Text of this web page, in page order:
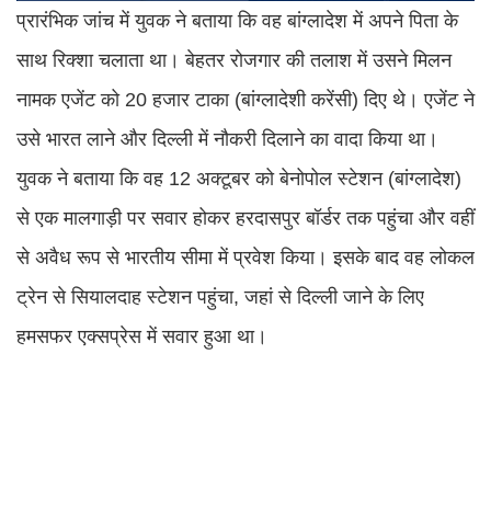
प्रारंभिक जांच में युवक ने बताया कि वह बांग्लादेश में अपने पिता के
साथ रिक्शा चलाता था। बेहतर रोजगार की तलाश में उसने मिलन
नामक एजेंट को 20 हजार टाका (बांग्लादेशी करेंसी) दिए थे। एजेंट ने
उसे भारत लाने और दिल्ली में नौकरी दिलाने का वादा किया था।
युवक ने बताया कि वह 12 अक्टूबर को बेनोपोल स्टेशन (बांग्लादेश)
से एक मालगाड़ी पर सवार होकर हरदासपुर बॉर्डर तक पहुंचा और वहीं
से अवैध रूप से भारतीय सीमा में प्रवेश किया। इसके बाद वह लोकल
ट्रेन से सियालदाह स्टेशन पहुंचा, जहां से दिल्ली जाने के लिए
हमसफर एक्सप्रेस में सवार हुआ था।